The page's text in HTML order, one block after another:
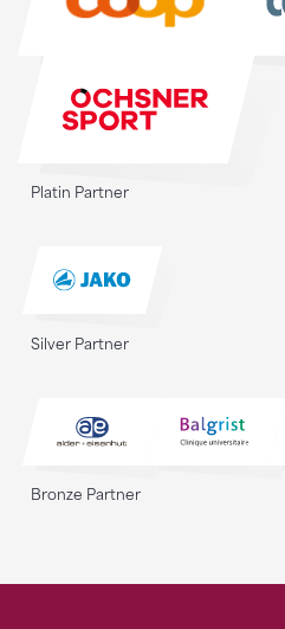
Platin Partner
Silver Partner
Bronze Partner